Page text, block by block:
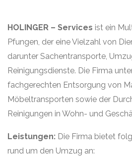
HOLINGER – Services ist ein
Pfungen, der eine Vielzahl von
darunter Sachentransporte,
Reinigungsdienste. Die Firma
fachgerechten Entsorgung von
Möbeltransporten sowie der
Reinigungen in Wohn- und
Leistungen: Die Firma bietet
rund um den Umzug an: